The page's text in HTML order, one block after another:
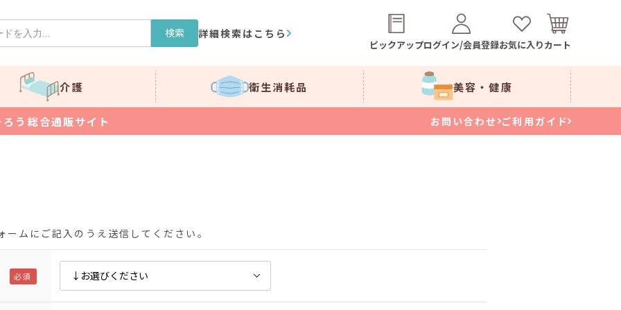
検索 詳細検索はこちら
ピックアップログイン/会員登録お気に入りカート
介護 衛生消耗品 美容・健康
う総合通販サイト お問い合わせ ご利用ガイド
ムにご記入のうえ送信してください。